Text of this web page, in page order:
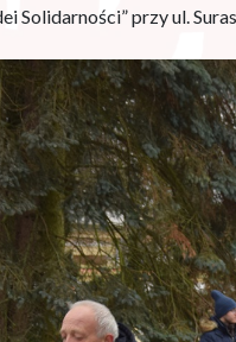
Solidarności” przy ul.